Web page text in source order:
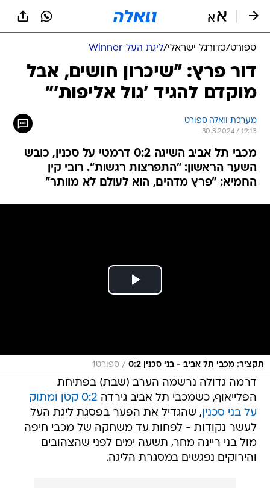
ספורט/כדורגל ישראלי/ליגת העל Winner
דור פרץ: "שיכרון חושים, אבל
מוקדם להגיד 'גול אליפות'"
מערכת וואלה ספורט
30.3.2024 / 19:13
מכבי תל אביב השיגה 0:2 דרמטי על סכנין, כובש
השער הראשון: "התפרצות רגשות". רובי קין
החמיא: "פרץ מדהים, הוא לעולם לא מוותר"
תקציר: מכבי תל אביב - בני סכנין 0:2 / ספורט1
דרמה גדולה נרשמה הערב (שבת) בפתיחת
הפלייאוף, כשמכבי תל אביב גירדה
0:2 קטן ומתוק
על בני סכנין, שהגדיל את הפער בפסגת ליגת העל
לעשר נקודות - לפחות עד משחקה של מכבי חיפה
מול בני ריינה מחר, תשעה ימים לפני שהצהובים
והירוקים נפגשים במסגרת הליגה.